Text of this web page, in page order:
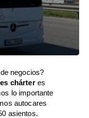
negocios?
chárteres
lo importante
autocares
asientos.